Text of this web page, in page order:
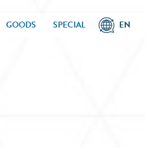
GOODS SPECIAL EN